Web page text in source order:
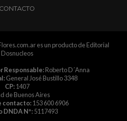
CONTACTO
es un producto de Editorial
Dosnucleos
Responsable:Roberto D´Anna
General José Bustillo 3348
CP:1407
de Buenos Aires
contacto:153 600 6906
DNDA Nº:5117493